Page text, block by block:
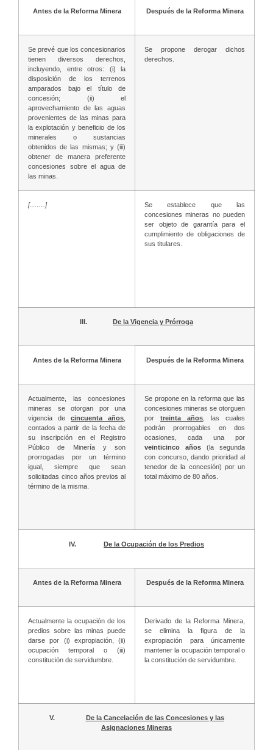
Antes de la Reforma Minera Después de la Reforma Minera
Se prevé que los concesionarios
tienen diversos derechos,
incluyendo, entre otros: (i) la
disposición de los terrenos
amparados bajo el título de
concesión; (ii) el
aprovechamiento de las aguas
provenientes de las minas para
la explotación y beneficio de los
minerales o sustancias
obtenidos de las mismas; y (iii)
obtener de manera preferente
concesiones sobre el agua de
las minas.
Se propone derogar dichos
derechos.
[…….]
Se establece que las
concesiones mineras no pueden
ser objeto de garantía para el
cumplimiento de obligaciones de
sus titulares.
III. De la Vigencia y Prórroga
Antes de la Reforma Minera Después de la Reforma Minera
Actualmente, las concesiones
mineras se otorgan por una
vigencia de cincuenta años
contados a partir de la fecha de
su inscripción en el Registro
Público de Minería y son
prorrogadas por un término
igual, siempre que sean
solicitadas cinco años previos al
término de la misma.
Se propone en la reforma que las
concesiones mineras se otorguen
por treinta años , las cuales
podrán prorrogables en dos
ocasiones, cada una por
veinticinco años (la segunda
con concurso, dando prioridad al
tenedor de la concesión) por un
total máximo de 80 años.
IV. De la Ocupación de los Predios
Antes de la Reforma Minera Después de la Reforma Minera
Actualmente la ocupación de los
predios sobre las minas puede
darse por (i) expropiación, (ii)
ocupación temporal o (iii)
constitución de servidumbre.
Derivado de la Reforma Minera,
se elimina la figura de la
expropiación para únicamente
mantener la ocupación temporal o
la constitución de servidumbre.
V. De la Cancelación de las Concesiones y las
Asignaciones Mineras